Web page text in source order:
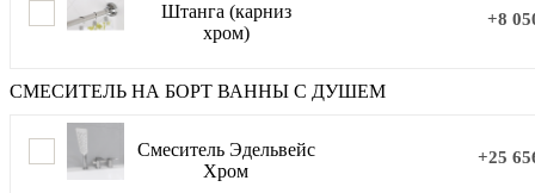
Штанга (карниз
хром)
+8
СМЕСИТЕЛЬ НА БОРТ ВАННЫ С ДУШЕМ
Смеситель Эдельвейс
Хром
+25